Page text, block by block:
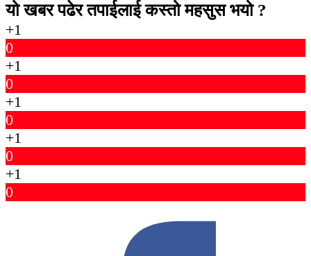
यो खबर पढेर तपाईलाई कस्तो महसुस भयो ?
+1
0
+1
0
+1
0
+1
0
+1
0